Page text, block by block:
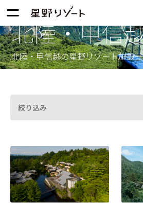
北陸・甲信
北陸・甲信越の星野リゾート施設
絞り込み